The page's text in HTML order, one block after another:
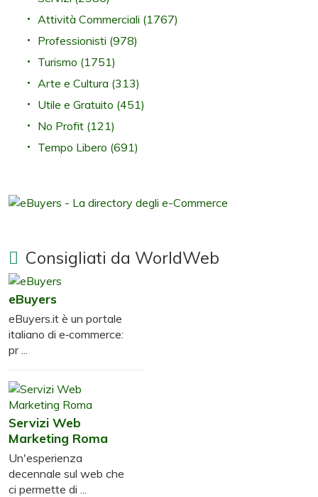
Attività Commerciali (1767)
Professionisti (978)
Turismo (1751)
Arte e Cultura (313)
Utile e Gratuito (451)
No Profit (121)
Tempo Libero (691)
Consigliati da WorldWeb
eBuyers
eBuyers.it è un portale
italiano di e‑commerce:
pr ...
Servizi Web
Marketing Roma
Un'esperienza
decennale sul web che
ci permette di ...